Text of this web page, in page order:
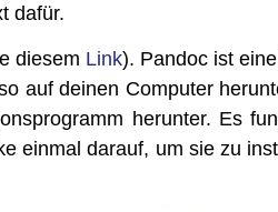
dafür.
die­sem Link). Pan­doc ist
auf dei­nen Com­pu­ter
her­un­ter. Es
ein­mal dar­auf, um sie zu